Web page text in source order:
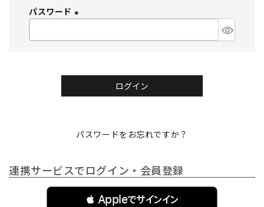
)
パスワード
必
ログイン
パスワードをお忘れですか？
連携サービスでログイン・会員登録
 Appleでサインイン